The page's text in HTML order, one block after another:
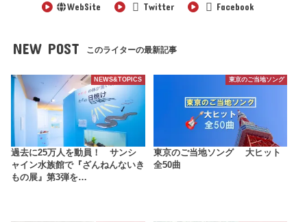
WebSite Twitter Facebook
NEW POST このライターの最新記事
NEWS&TOPICS
過去に25万人を動員！ サンシ
ャイン水族館で『ざんねんないき
もの展』第3弾を…
東京のご当地ソング
東京のご当地ソング 大ヒット
全50曲